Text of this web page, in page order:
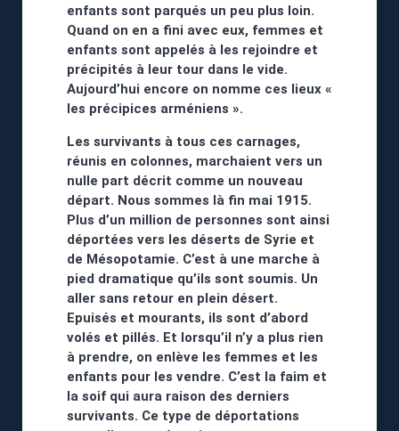
enfants sont parqués un peu plus loin.
Quand on en a fini avec eux, femmes et
enfants sont appelés à les rejoindre et
précipités à leur tour dans le vide.
Aujourd’hui encore on nomme ces lieux «
les précipices arméniens ».
Les survivants à tous ces carnages,
réunis en colonnes, marchaient vers un
nulle part décrit comme un nouveau
départ. Nous sommes là fin mai 1915.
Plus d’un million de personnes sont ainsi
déportées vers les déserts de Syrie et
de Mésopotamie. C’est à une marche à
pied dramatique qu’ils sont soumis. Un
aller sans retour en plein désert.
Epuisés et mourants, ils sont d’abord
volés et pillés. Et lorsqu’il n’y a plus rien
à prendre, on enlève les femmes et les
enfants pour les vendre. C’est la faim et
la soif qui aura raison des derniers
survivants. Ce type de déportations